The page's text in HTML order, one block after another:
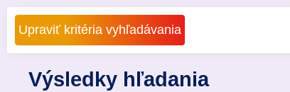
Výsledky hľadania